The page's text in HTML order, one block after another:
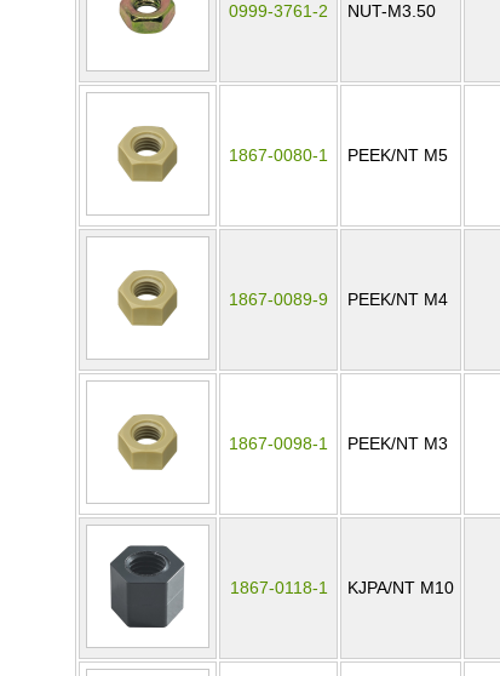
0999-3761-2 NUT-M3.50
1867-0080-1 PEEK/NT M5
1867-0089-9 PEEK/NT M4
1867-0098-1 PEEK/NT M3
1867-0118-1 KJPA/NT M10